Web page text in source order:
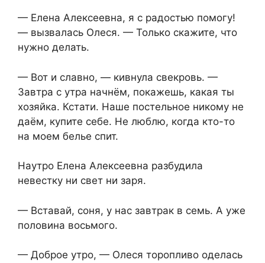
— Елена Алексеевна, я с радостью помогу!
— вызвалась Олеся. — Только скажите, что
нужно делать.
— Вот и славно, — кивнула свекровь. —
Завтра с утра начнём, покажешь, какая ты
хозяйка. Кстати. Наше постельное никому не
даём, купите себе. Не люблю, когда кто-то
на моем белье спит.
Наутро Елена Алексеевна разбудила
невестку ни свет ни заря.
— Вставай, соня, у нас завтрак в семь. А уже
половина восьмого.
— Доброе утро, — Олеся торопливо оделась